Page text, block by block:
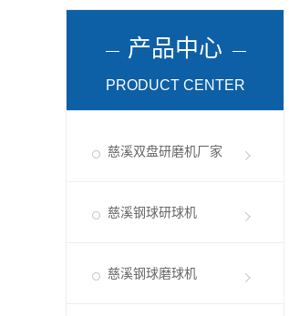
产品中心
PRODUCT CENTER
慈溪双盘研磨机厂家
慈溪钢球研球机
慈溪钢球磨球机